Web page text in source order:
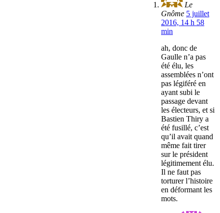
Le
Gnôme 5 juillet
2016, 14 h 58
min
ah, donc de
Gaulle n’a pas
été élu, les
assemblées n’ont
pas légiféré en
ayant subi le
passage devant
les électeurs, et si
Bastien Thiry a
été fusillé, c’est
qu’il avait quand
même fait tirer
sur le président
légitimement élu.
Il ne faut pas
torturer l’histoire
en déformant les
mots.